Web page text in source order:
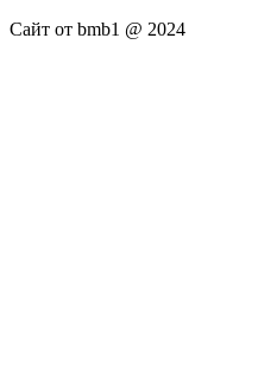
Сайт от bmb1 @ 2024